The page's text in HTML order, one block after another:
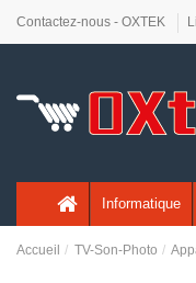
Contactez-nous - OXTEK
Informatique
Accueil TV-Son-Photo